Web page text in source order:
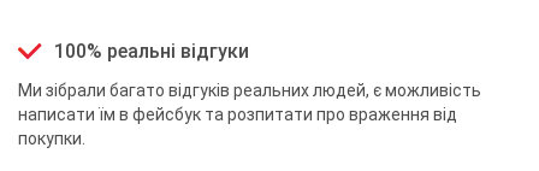
100% реальні відгуки
Ми зібрали багато відгуків реальних людей, є можливість
написати їм в фейсбук та розпитати про враження від
покупки.